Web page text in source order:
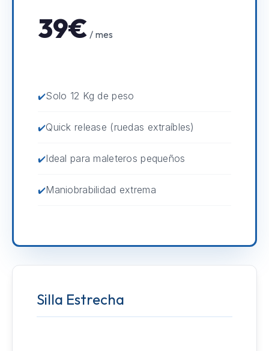
39€ / mes
Solo 12 Kg de peso
Quick release (ruedas extraíbles)
Ideal para maleteros pequeños
Maniobrabilidad extrema
Silla Estrecha